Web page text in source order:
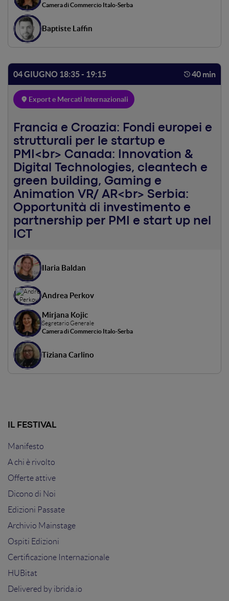
Camera di Commercio Italo-Serba
Baptiste Laffin
04 GIUGNO 18:35 - 19:15 40 min
Export e Mercati Internazionali
Francia e Croazia: Fondi europei e
strutturali per le startup e
PMI<br> Canada: Innovation &
Digital Technologies, cleantech e
green building, Gaming e
Animation VR/ AR<br> Serbia:
Opportunità di investimento e
partnership per PMI e start up nel
ICT
Ilaria Baldan
Andrea Perkov
Mirjana Kojic
Segretario Generale
Camera di Commercio Italo-Serba
Tiziana Carlino
IL FESTIVAL
Manifesto
A chi è rivolto
Offerte attive
Dicono di Noi
Edizioni Passate
Archivio Mainstage
Ospiti Edizioni
Certificazione Internazionale
HUBitat
Delivered by ibrida.io